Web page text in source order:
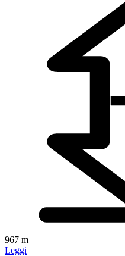
967 m
Leggi